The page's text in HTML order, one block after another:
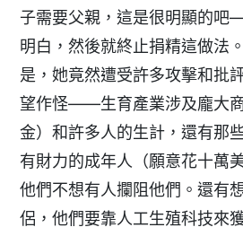
子需要父親，這是很明顯的
明白，然後就終止捐精這做法
是，她竟然遭受許多攻擊和批
望作怪——生育產業涉及龐大
金）和許多人的生計，還有那
有財力的成年人（願意花十萬
他們不想有人攔阻他們。還有
侶，他們要靠人工生殖科技來